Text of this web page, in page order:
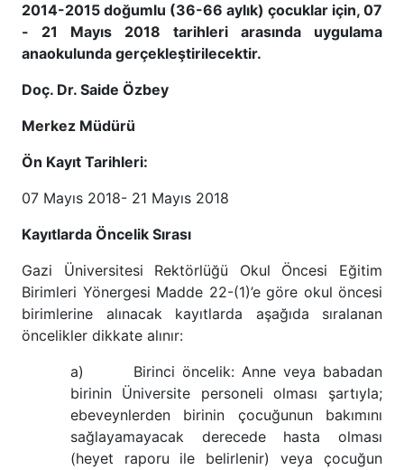
2014-2015 doğumlu (36-66 aylık) çocuklar için, 07
- 21 Mayıs 2018 tarihleri arasında uygulama
anaokulunda gerçekleştirilecektir.
Doç. Dr. Saide Özbey
Merkez Müdürü
Ön Kayıt Tarihleri:
07 Mayıs 2018- 21 Mayıs 2018
Kayıtlarda Öncelik Sırası
Gazi Üniversitesi Rektörlüğü Okul Öncesi Eğitim
Birimleri Yönergesi Madde 22-(1)’e göre okul öncesi
birimlerine alınacak kayıtlarda aşağıda sıralanan
öncelikler dikkate alınır:
a) Birinci öncelik: Anne veya babadan
birinin Üniversite personeli olması şartıyla;
ebeveynlerden birinin çocuğunun bakımını
sağlayamayacak derecede hasta olması
(heyet raporu ile belirlenir) veya çocuğun